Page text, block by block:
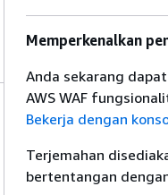
Memperkenalkan
Anda sekarang
AWS WAF
Bekerja dengan
Terjemahan
bertentangan